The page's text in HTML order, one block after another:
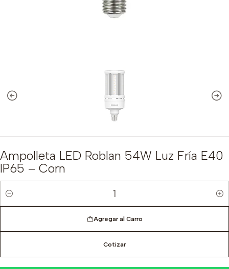
Ampolleta LED Roblan 54W Luz Fría E40
IP65 – Corn
Cantidad
Agregar al Carro
Cotizar